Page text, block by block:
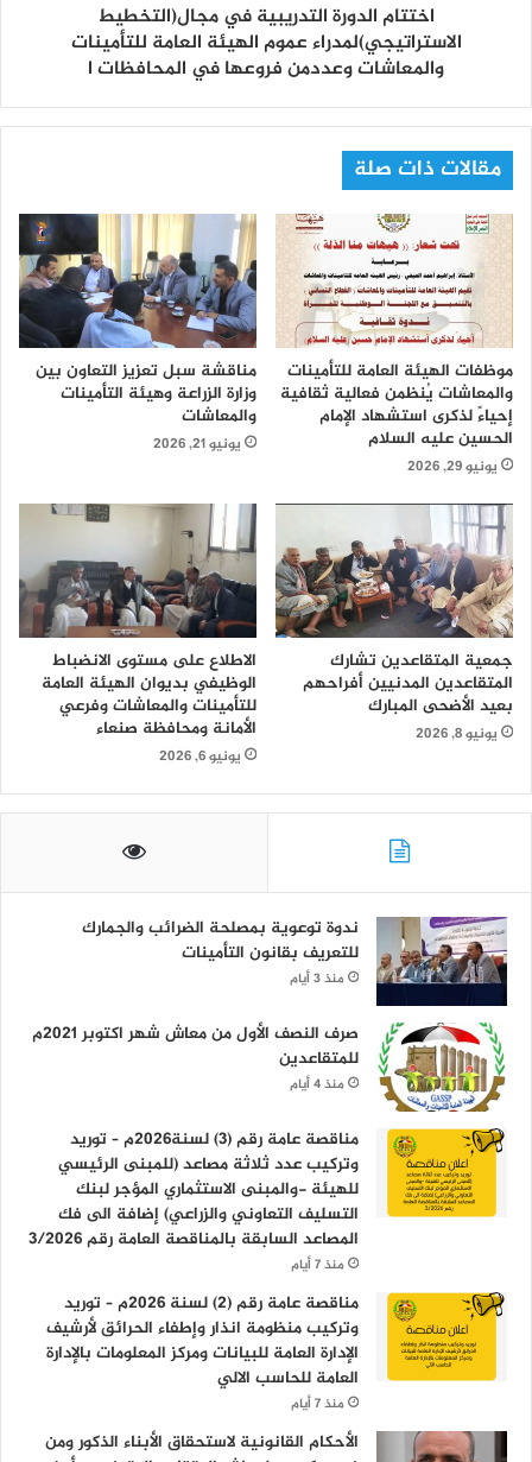
اختتام الدورة التدريبية في مجال(التخطيط
الاستراتيجي)لمدراء عموم الهيئة العامة للتأمينات
والمعاشات وعددمن فروعها في المحافظات ا
مقالات ذات صلة
موظفات الهيئة العامة للتأمينات
والمعاشات يُنظمن فعالية ثقافية
إحياءً لذكرى استشهاد الإمام
الحسين عليه السلام
يونيو 29, 2026
مناقشة سبل تعزيز التعاون بين
وزارة الزراعة وهيئة التأمينات
والمعاشات
يونيو 21, 2026
جمعية المتقاعدين تشارك
المتقاعدين المدنيين أفراحهم
بعيد الأضحى المبارك
يونيو 8, 2026
الاطلاع على مستوى الانضباط
الوظيفي بديوان الهيئة العامة
للتأمينات والمعاشات وفرعي
الأمانة ومحافظة صنعاء
يونيو 6, 2026
ندوة توعوية بمصلحة الضرائب والجمارك
للتعريف بقانون التأمينات
منذ 3 أيام
صرف النصف الأول من معاش شهر اكتوبر 2021م
للمتقاعدين
منذ 4 أيام
مناقصة عامة رقم (3) لسنة2026م – توريد
وتركيب عدد ثلاثة مصاعد (للمبنى الرئيسي
للهيئة -والمبنى الاستثماري المؤجر لبنك
التسليف التعاوني والزراعي) إضافة الى فك
المصاعد السابقة بالمناقصة العامة رقم 3/2026
منذ 7 أيام
مناقصة عامة رقم (2) لسنة 2026م – توريد
وتركيب منظومة انذار وإطفاء الحرائق لأرشيف
الإدارة العامة للبيانات ومركز المعلومات بالإدارة
العامة للحاسب الالي
منذ 7 أيام
الأحكام القانونية لاستحقاق الأبناء الذكور ومن